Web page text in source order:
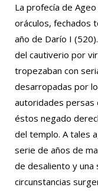
La profecía de
oráculos, fechados
año de Darío I
del cautiverio por
tropezaban con
desarropadas por
autoridades persas
éstos negado
del templo. A tales
serie de años de
de desaliento y una
circunstancias